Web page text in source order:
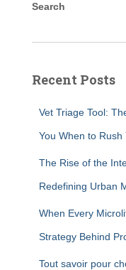
Search
Recent Posts
Vet Triage Tool:
You When to Rush
The Rise of the
Redefining Urban
When Every
Strategy Behind
Tout savoir pour